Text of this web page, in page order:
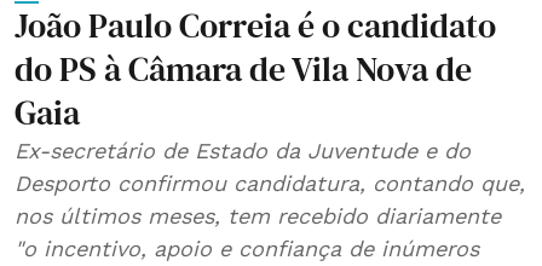
João Paulo Correia é o candidato
do PS à Câmara de Vila Nova de
Gaia
Ex-secretário de Estado da Juventude e do
Desporto confirmou candidatura, contando que,
nos últimos meses, tem recebido diariamente
"o incentivo, apoio e confiança de inúmeros